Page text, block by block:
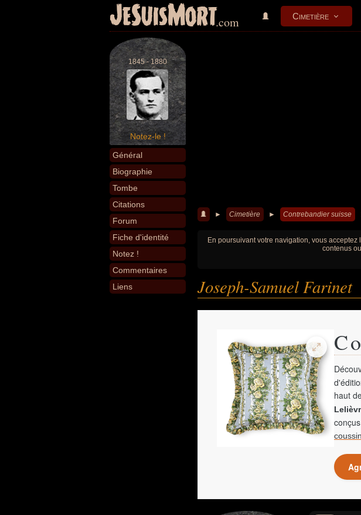
JeSuisMort.com Cimetière
1845 - 1880
Notez-le !
Général
Biographie
Tombe
Citations
Forum
Fiche d'identité
Notez !
Commentaires
Liens
► Cimetière ► Contrebandier suisse
En poursuivant votre navigation, vous
contenus
Joseph-Samuel Farinet
haut